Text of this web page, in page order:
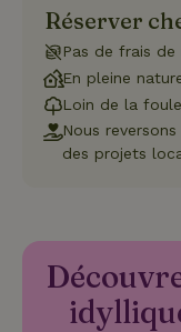
Réserver
Pas de frais de
En pleine
Loin de la foule
Nous
des projets